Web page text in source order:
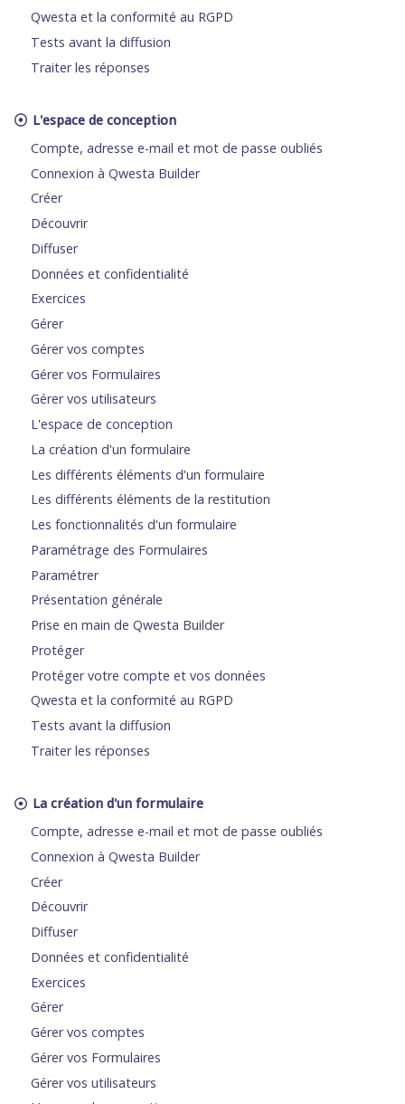
Qwesta et la conformité au RGPD
Tests avant la diffusion
Traiter les réponses
L'espace de conception
Compte, adresse e-mail et mot de passe oubliés
Connexion à Qwesta Builder
Créer
Découvrir
Diffuser
Données et confidentialité
Exercices
Gérer
Gérer vos comptes
Gérer vos Formulaires
Gérer vos utilisateurs
L'espace de conception
La création d'un formulaire
Les différents éléments d'un formulaire
Les différents éléments de la restitution
Les fonctionnalités d'un formulaire
Paramétrage des Formulaires
Paramétrer
Présentation générale
Prise en main de Qwesta Builder
Protéger
Protéger votre compte et vos données
Qwesta et la conformité au RGPD
Tests avant la diffusion
Traiter les réponses
La création d'un formulaire
Compte, adresse e-mail et mot de passe oubliés
Connexion à Qwesta Builder
Créer
Découvrir
Diffuser
Données et confidentialité
Exercices
Gérer
Gérer vos comptes
Gérer vos Formulaires
Gérer vos utilisateurs